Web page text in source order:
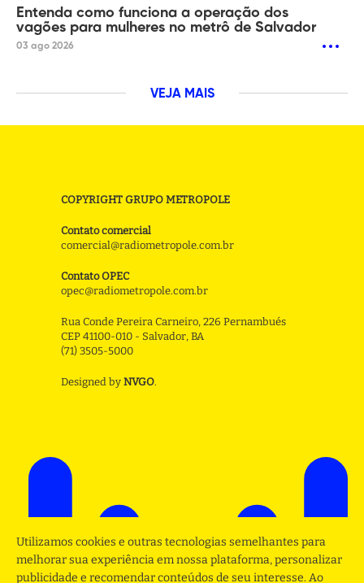
Entenda como funciona a operação dos
vagões para mulheres no metrô de Salvador
03 ago 2026
VEJA MAIS
COPYRIGHT GRUPO METROPOLE
Contato comercial
comercial@radiometropole.com.br
Contato OPEC
opec@radiometropole.com.br
Rua Conde Pereira Carneiro, 226 Pernambués
CEP 41100-010 - Salvador, BA
(71) 3505-5000
Designed by NVGO.
Utilizamos cookies e outras tecnologias semelhantes para
melhorar sua experiência em nossa plataforma, personalizar
publicidade e recomendar conteúdos de seu interesse. Ao